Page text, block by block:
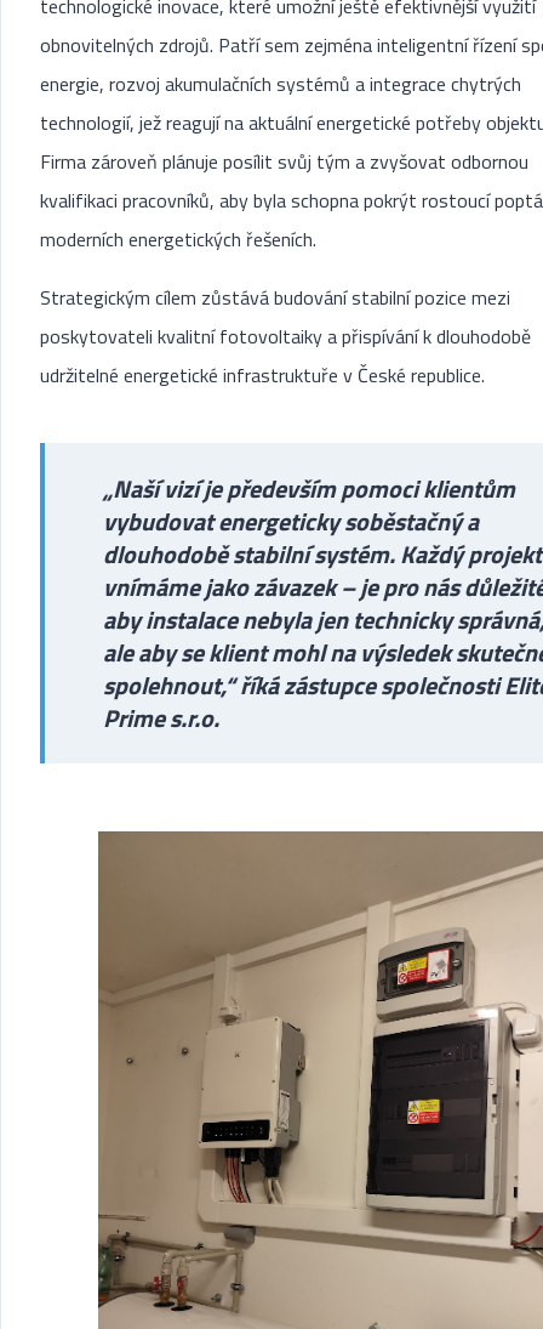
obnovitelných zdrojů. Patří sem zejména inteligentní řízení
energie, rozvoj akumulačních systémů a integrace chytrých
technologií, jež reagují na aktuální energetické potřeby
Firma zároveň plánuje posílit svůj tým a zvyšovat odbornou
kvalifikaci pracovníků, aby byla schopna pokrýt rostoucí
moderních energetických řešeních.
Strategickým cílem zůstává budování stabilní pozice mezi
poskytovateli kvalitní fotovoltaiky a přispívání k dlouhodobě
udržitelné energetické infrastruktuře v České republice.
„Naší vizí je především pomoci klientům
vybudovat energeticky soběstačný a
dlouhodobě stabilní systém. Každý projekt
vnímáme jako závazek – je pro nás
aby instalace nebyla jen technicky
ale aby se klient mohl na výsledek
spolehnout,“ říká zástupce společnosti
Prime s.r.o.